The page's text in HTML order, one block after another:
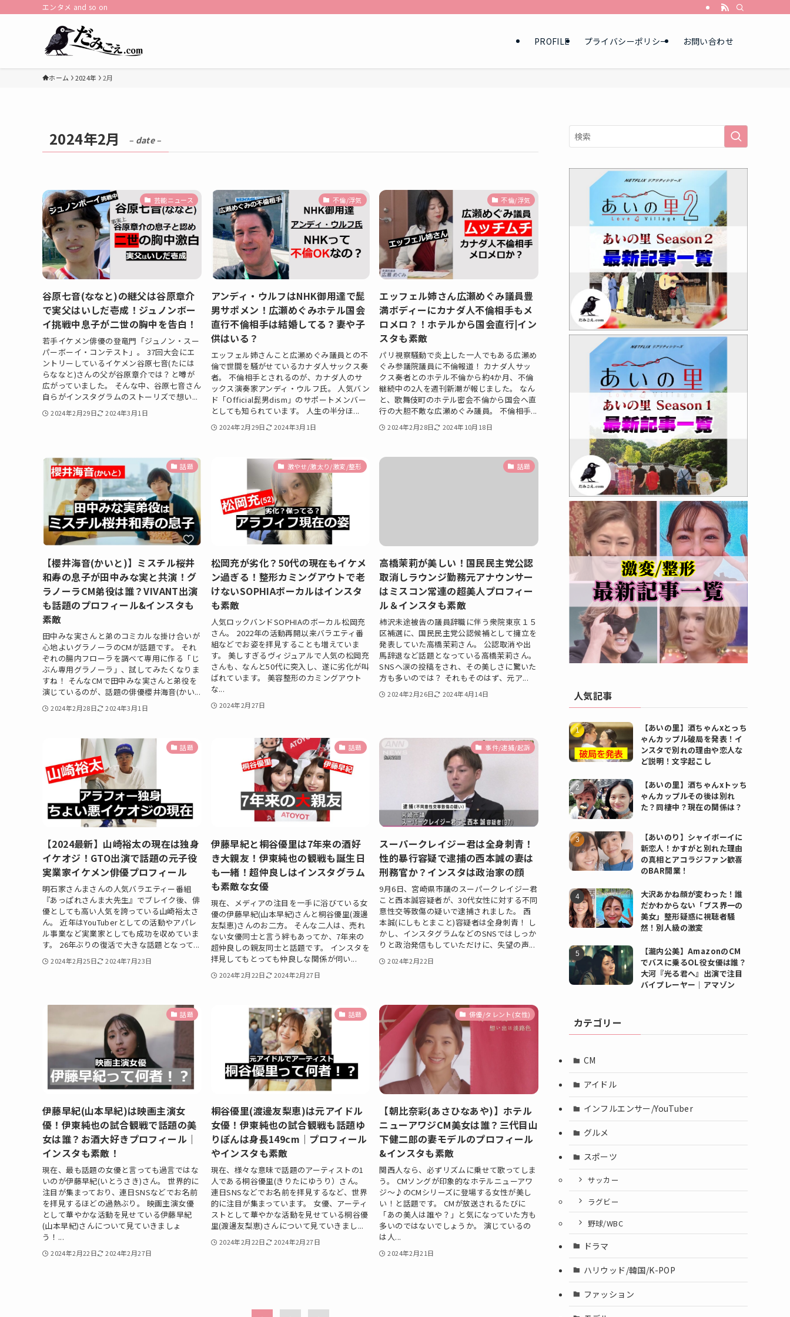
エンタメ and so on
PROFILE プライバシーポリシー お問い合わせ
ホーム 2024年 2月
2024年2月 – date –
芸能ニュース
谷原七音(ななと)の継父は谷原章介
で実父はいしだ壱成！ジュノンボー
イ挑戦中息子が二世の胸中を告白！
若手イケメン俳優の登竜門「ジュノン・スー
パーボーイ・コンテスト」。 37回大会にエ
ントリーしているイケメン谷原七音(たには
らななと)さんの父が谷原章介では？と噂が
広がっていました。 そんな中、谷原七音さん
自らがインスタグラムのストーリズで想い...
2024年2月29日 2024年3月1日
不倫/浮気
アンディ・ウルフはNHK御用達で髭
男サポメン！広瀬めぐみホテル国会
直行不倫相手は結婚してる？妻や子
供はいる？
エッフェル姉さんこと広瀬めぐみ議員との不
倫で世間を騒がせているカナダ人サックス奏
者。 不倫相手とされるのが、カナダ人のサ
ックス演奏家アンディ・ウルフ氏。 人気バン
ド「Official髭男dism」のサポートメンバー
としても知られています。 人生の半分ほ...
2024年2月29日 2024年3月1日
不倫/浮気
エッフェル姉さん広瀬めぐみ議員豊
満ボディーにカナダ人不倫相手もメ
ロメロ？！ホテルから国会直行|イン
スタも素敵
パリ視察騒動で炎上した一人でもある広瀬め
ぐみ参議院議員に不倫報道！ カナダ人サッ
クス奏者とのホテル不倫から約4か月、不倫
継続中の2人を週刊新潮が報じました。 なん
と、歌舞伎町のホテル密会不倫から国会へ直
行の大胆不敵な広瀬めぐみ議員。 不倫相手...
2024年2月28日 2024年10月18日
話題
【櫻井海音(かいと)】ミスチル桜井
和寿の息子が田中みな実と共演！グ
ラノーラCM弟役は誰？VIVANT出演
も話題のプロフィール&インスタも
素敵
田中みな実さんと弟のコミカルな掛け合いが
心地よいグラノーラのCMが話題です。 それ
ぞれの腸内フローラを調べて専用に作る「じ
ぶん専用グラノーラ」、試してみたくなりま
すね！ そんなCMで田中みな実さんと弟役を
演じているのが、話題の俳優櫻井海音(かい...
2024年2月28日 2024年3月1日
激やせ/激太り/激変/整形
松岡充が劣化？50代の現在もイケメ
ン過ぎる！整形カミングアウトで老
けないSOPHIAボーカルはインスタ
も素敵
人気ロックバンドSOPHIAのボーカル松岡充
さん。 2022年の活動再開以来バラエティ番
組などでお姿を拝見することも増えていま
す。 美しすぎるヴィジュアルで人気の松岡充
さんも、なんと50代に突入し、遂に劣化が叫
ばれています。 美容整形のカミングアウト
な...
2024年2月27日
話題
高橋茉莉が美しい！国民民主党公認
取消しラウンジ勤務元アナウンサー
はミスコン常連の超美人プロフィー
ル＆インスタも素敵
柿沢未途被告の議員辞職に伴う衆院東京１５
区補選に、国民民主党公認候補として擁立を
発表していた高橋茉莉さん。 公認取消や出
馬辞退など話題となっている高橋茉莉さん。
SNSへ涙の投稿をされ、その美しさに驚いた
方も多いのでは？ それもそのはず、元ア...
2024年2月26日 2024年4月14日
話題
【2024最新】山崎裕太の現在は独身
イケオジ！GTO出演で話題の元子役
実業家イケメン俳優プロフィール
明石家さんまさんの人気バラエティー番組
『あっぱれさんま大先生』でブレイク後、俳
優としても高い人気を誇っている山崎裕太さ
ん。 近年はYouTuberとしての活動やアパレ
ル事業など実業家としても成功を収めていま
す。 26年ぶりの復活で大きな話題となって...
2024年2月25日 2024年7月23日
話題
伊藤早紀と桐谷優里は7年来の酒好
き大親友！伊東純也の観戦も誕生日
も一緒！超仲良しはインスタグラム
も素敵な女優
現在、メディアの注目を一手に浴びている女
優の伊藤早紀(山本早紀)さんと桐谷優里(渡邊
友梨恵)さんのお二方。 そんな二人は、売れ
ない女優同士と言う絆もあってか、7年来の
超仲良しの親友同士と話題です。 インスタを
拝見してもとっても仲良しな関係が伺い...
2024年2月22日 2024年2月27日
事件/逮捕/起訴
スーパークレイジー君は全身刺青！
性的暴行容疑で逮捕の西本誠の妻は
刑務官か？インスタは政治家の顔
9月6日、宮崎県市議のスーパークレイジー君
こと西本誠容疑者が、30代女性に対する不同
意性交等致傷の疑いで逮捕されました。 西
本誠(にしもとまこと)容疑者は全身刺青！ し
かし、インスタグラムなどのSNSではしっか
りと政治発信もしていただけに、失望の声...
2024年2月22日
話題
伊藤早紀(山本早紀)は映画主演女
優！伊東純也の試合観戦で話題の美
女は誰？お酒大好きプロフィール｜
インスタも素敵！
現在、最も話題の女優と言っても過言ではな
いのが伊藤早紀(いとうさき)さん。 世界的に
注目が集まっており、連日SNSなどでお名前
を拝見するほどの過熱ぶり。 映画主演女優
として華やかな活動を見せている伊藤早紀
(山本早紀)さんについて見ていきましょ
う！...
2024年2月22日 2024年2月27日
話題
桐谷優里(渡邊友梨恵)は元アイドル
女優！伊東純也の試合観戦も話題ゆ
りぽんは身長149cm｜プロフィール
やインスタも素敵
現在、様々な意味で話題のアーティストの1
人である桐谷優里(きりたにゆうり）さん。
連日SNSなどでお名前を拝見するなど、世界
的に注目が集まっています。 女優、アーティ
ストとして華やかな活動を見せている桐谷優
里(渡邊友梨恵)さんについて見ていきまし...
2024年2月22日 2024年2月27日
俳優/タレント(女性)
【朝比奈彩(あさひなあや)】ホテル
ニューアワジCM美女は誰？三代目山
下健二郎の妻モデルのプロフィール
&インスタも素敵
関西人なら、必ずリズムに乗せて歌ってしま
う。 CMソングが印象的なホテルニューアワ
ジ～♪のCMシリーズに登場する女性が美し
い！と話題です。 CMが放送されるたびに
「あの美人は誰や？」と気になっていた方も
多いのではないでしょうか。 演じているの
は人...
2024年2月21日
人気記事
【あいの里】酒ちゃんxとっち
ゃんカップル破局を発表！イ
ンスタで別れの理由や恋人な
ど説明！文字起こし
【あいの里】酒ちゃんxトッち
ゃんカップルその後は別れ
た？同棲中？現在の関係は？
【あいのり】シャイボーイに
新恋人！かすがと別れた理由
の真相とアコラジファン歓喜
のBAR開業！
大沢あかね顔が変わった！誰
だかわからない「ブス界一の
美女」整形疑惑に視聴者騒
然！別人級の激変
【瀧内公美】AmazonのCM
でバスに乗るOL役女優は誰？
大河『光る君へ』出演で注目
バイプレーヤー｜アマゾン
カテゴリー
CM
アイドル
インフルエンサー/YouTuber
グルメ
スポーツ
サッカー
ラグビー
野球/WBC
ドラマ
ハリウッド/韓国/K-POP
ファッション